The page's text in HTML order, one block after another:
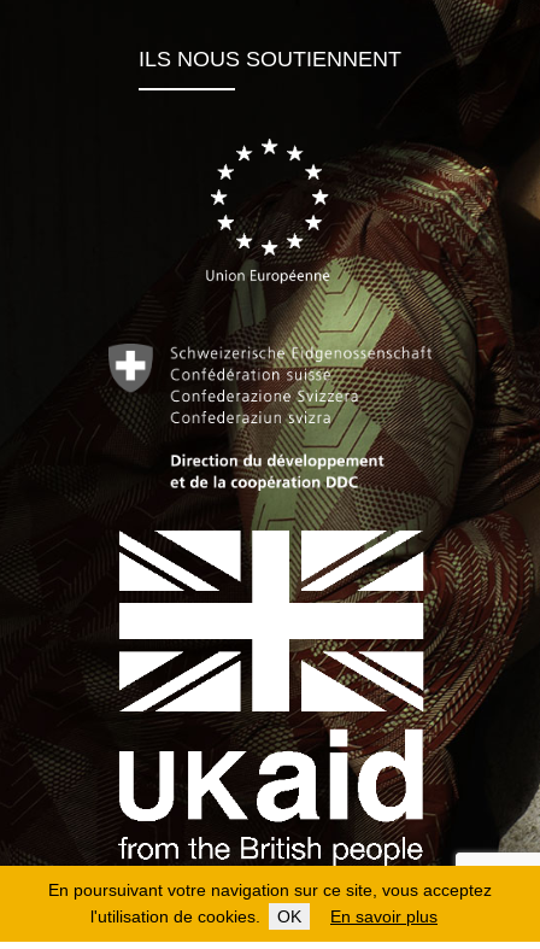
En poursuivant votre navigation sur ce site, vous acceptez
l'utilisation de cookies.
OK En savoir plus
ILS NOUS SOUTIENNENT